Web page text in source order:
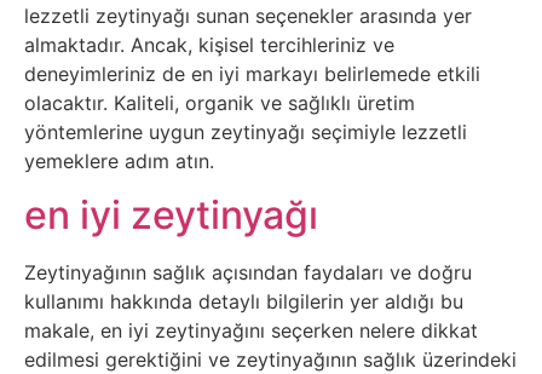
Tasarım
Güvenlik
Haber
Hayvanlar
Hobi
Hosting
lezzetli zeytinyağı sunan seçenekler arasında yer
almaktadır. Ancak, kişisel tercihleriniz ve
deneyimleriniz de en iyi markayı belirlemede etkili
olacaktır. Kaliteli, organik ve sağlıklı üretim
yöntemlerine uygun zeytinyağı seçimiyle lezzetli
yemeklere adım atın.
en iyi zeytinyağı
Zeytinyağının sağlık açısından faydaları ve doğru
kullanımı hakkında detaylı bilgilerin yer aldığı bu
makale, en iyi zeytinyağını seçerken nelere dikkat
edilmesi gerektiğini ve zeytinyağının sağlık üzerindeki